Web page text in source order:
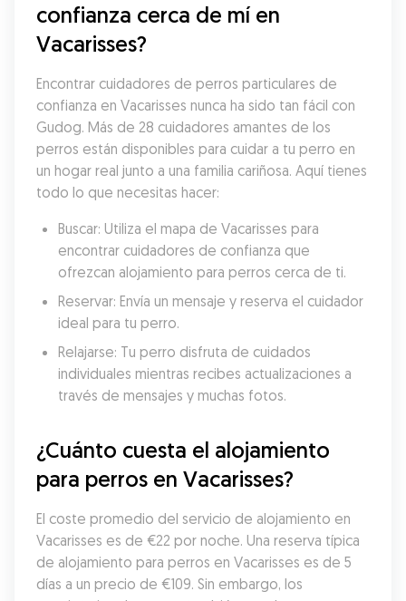
confianza cerca de mí en
Vacarisses?
Encontrar cuidadores de perros particulares de
confianza en Vacarisses nunca ha sido tan fácil con
Gudog. Más de 28 cuidadores amantes de los
perros están disponibles para cuidar a tu perro en
un hogar real junto a una familia cariñosa. Aquí tienes
todo lo que necesitas hacer:
Buscar: Utiliza el mapa de Vacarisses para
encontrar cuidadores de confianza que
ofrezcan alojamiento para perros cerca de ti.
Reservar: Envía un mensaje y reserva el cuidador
ideal para tu perro.
Relajarse: Tu perro disfruta de cuidados
individuales mientras recibes actualizaciones a
través de mensajes y muchas fotos.
¿Cuánto cuesta el alojamiento
para perros en Vacarisses?
El coste promedio del servicio de alojamiento en
Vacarisses es de €22 por noche. Una reserva típica
de alojamiento para perros en Vacarisses es de 5
días a un precio de €109. Sin embargo, los